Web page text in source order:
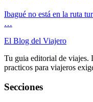
Ibagué no está en la ruta
…
El Blog del Viajero
Tu guia editorial de viajes.
practicos para viajeros
Secciones